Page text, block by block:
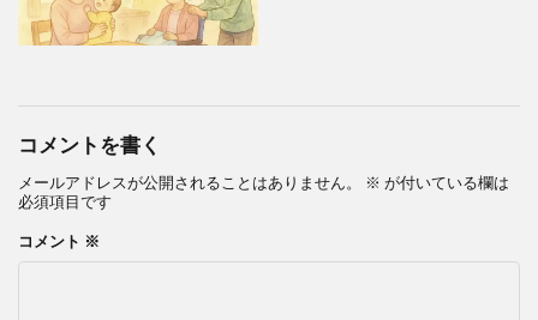
コメントを書く
メールアドレスが公開されることはありません。 ※ が付いている欄は
必須項目です
コメント ※